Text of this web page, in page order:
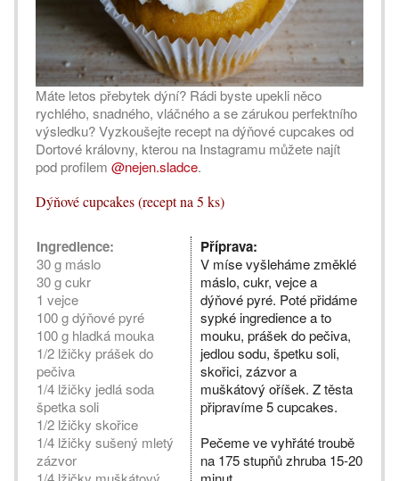
Máte letos přebytek dýní? Rádi byste upekli něco
rychlého, snadného, vláčného a se zárukou perfektního
výsledku? Vyzkoušejte recept na dýňové cupcakes od
Dortové královny, kterou na Instagramu můžete najít
pod profilem @nejen.sladce.
Dýňové cupcakes (recept na 5 ks)
Ingredience:
30 g máslo
30 g cukr
1 vejce
100 g dýňové pyré
100 g hladká mouka
1/2 lžičky prášek do
pečiva
1/4 lžičky jedlá soda
špetka soli
1/2 lžičky skořice
1/4 lžičky sušený mletý
zázvor
Příprava:
V míse vyšleháme změklé
máslo, cukr, vejce a
dýňové pyré. Poté přidáme
sypké ingredience a to
mouku, prášek do pečiva,
jedlou sodu, špetku soli,
skořici, zázvor a
muškátový oříšek. Z těsta
připravíme 5 cupcakes.
Pečeme ve vyhřáté troubě
na 175 stupňů zhruba 15-20